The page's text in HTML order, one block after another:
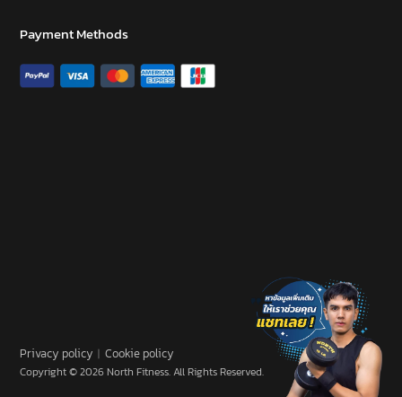
Payment Methods
Privacy policy ︱Cookie policy
Copyright © 2026 North Fitness. All Rights Reserved.